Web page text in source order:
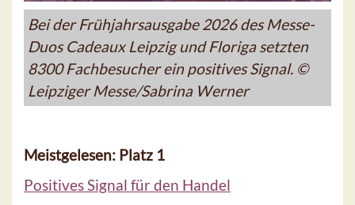
Bei der Frühjahrsausgabe 2026 des Messe-
Duos Cadeaux Leipzig und Floriga setzten
8300 Fachbesucher ein positives Signal. ©
Leipziger Messe/Sabrina Werner
Meistgelesen: Platz 1
Positives Signal für den Handel